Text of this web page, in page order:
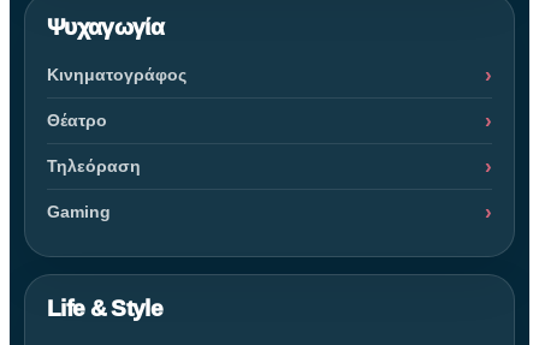
Ψυχαγωγία
Κινηματογράφος
Θέατρο
Τηλεόραση
Gaming
Life & Style